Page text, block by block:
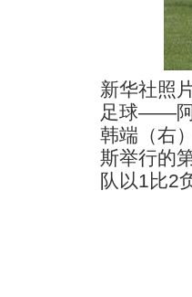
新华社照
足球――阿
韩端（右
斯举行的
队以1比2